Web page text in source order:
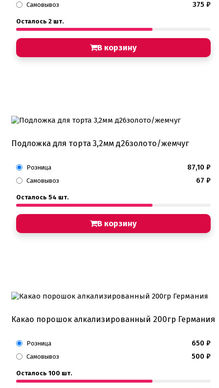
Самовывоз 375 ₽
Осталось 2 шт.
В корзину
Подложка для торта 3,2мм д26золото/жемчуг
Розница 87,10 ₽
Самовывоз 67 ₽
Осталось 54 шт.
В корзину
Какао порошок алкализированный 200гр Германия
Розница 650 ₽
Самовывоз 500 ₽
Осталось 100 шт.